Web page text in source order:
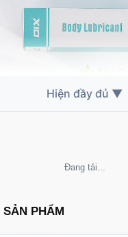
tan trong nước, không
Không thể tải nội dung
SẢN PHẨM